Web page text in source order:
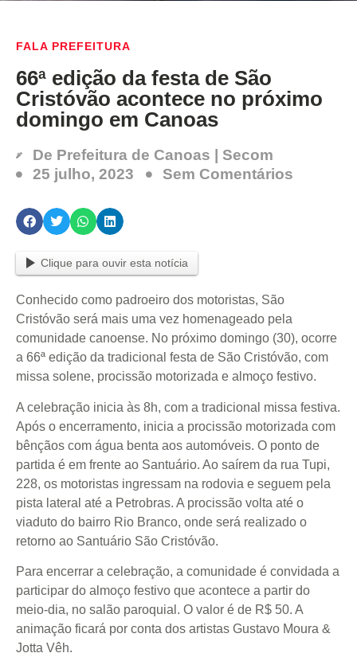
FALA PREFEITURA
66ª edição da festa de São
Cristóvão acontece no próximo
domingo em Canoas
De Prefeitura de Canoas | Secom
25 julho, 2023
Sem Comentários
Clique para ouvir esta notícia
Conhecido como padroeiro dos motoristas, São
Cristóvão será mais uma vez homenageado pela
comunidade canoense. No próximo domingo (30), ocorre
a 66ª edição da tradicional festa de São Cristóvão, com
missa solene, procissão motorizada e almoço festivo.
A celebração inicia às 8h, com a tradicional missa festiva.
Após o encerramento, inicia a procissão motorizada com
bênçãos com água benta aos automóveis. O ponto de
partida é em frente ao Santuário. Ao saírem da rua Tupi,
228, os motoristas ingressam na rodovia e seguem pela
pista lateral até a Petrobras. A procissão volta até o
viaduto do bairro Rio Branco, onde será realizado o
retorno ao Santuário São Cristóvão.
Para encerrar a celebração, a comunidade é convidada a
participar do almoço festivo que acontece a partir do
meio-dia, no salão paroquial. O valor é de R$ 50. A
animação ficará por conta dos artistas Gustavo Moura &
Jotta Vêh.